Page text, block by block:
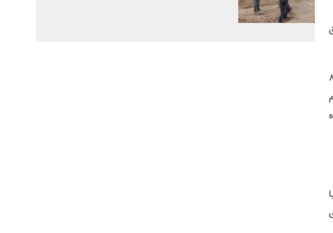
با دستگاه برش بزرگ تر کرده بودیم، خارج شدند. اما برای ۸